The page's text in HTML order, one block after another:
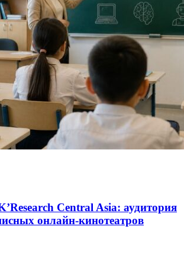
Central Asia: аудитория
онлайн-кинотеатров